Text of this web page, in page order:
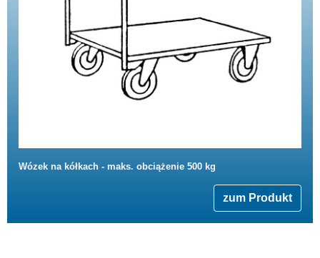
Wózek na kółkach - maks. obciążenie 500 kg
zum Produkt